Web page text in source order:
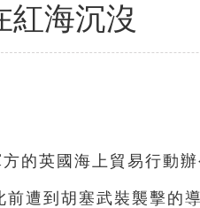
紅海沉沒
的英國海上貿易行動辦
遭到胡塞武裝襲擊的